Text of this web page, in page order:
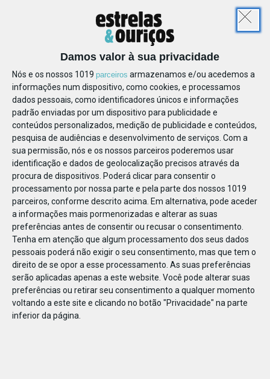
Damos valor à sua privacidade
Nós e os nossos 1019 parceiros armazenamos e/ou acedemos a
informações num dispositivo, como cookies, e processamos
dados pessoais, como identificadores únicos e informações
padrão enviadas por um dispositivo para publicidade e
conteúdos personalizados, medição de publicidade e conteúdos,
pesquisa de audiências e desenvolvimento de serviços. Com a
sua permissão, nós e os nossos parceiros poderemos usar
identificação e dados de geolocalização precisos através da
procura de dispositivos. Poderá clicar para consentir o
processamento por nossa parte e pela parte dos nossos 1019
parceiros, conforme descrito acima. Em alternativa, pode aceder
a informações mais pormenorizadas e alterar as suas
preferências antes de consentir ou recusar o consentimento.
Tenha em atenção que algum processamento dos seus dados
pessoais poderá não exigir o seu consentimento, mas que tem o
direito de se opor a esse processamento. As suas preferências
serão aplicadas apenas a este website. Você pode alterar suas
preferências ou retirar seu consentimento a qualquer momento
voltando a este site e clicando no botão "Privacidade" na parte
inferior da página.
19885198617715